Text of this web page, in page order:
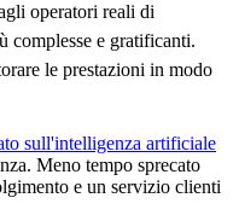
operatori reali di
complesse e gratificanti.
le prestazioni in modo
sull'intelligenza artificiale
Meno tempo sprecato
e un servizio clienti